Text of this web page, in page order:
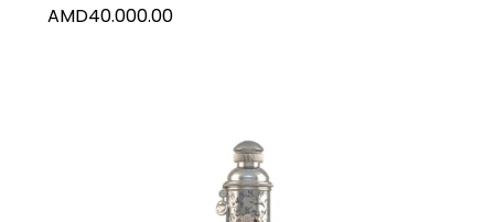
AMD40.000.00
ADD TO CART